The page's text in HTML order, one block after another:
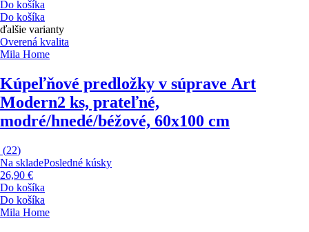
Do košíka
Do košíka
ďalšie varianty
Overená kvalita
Mila Home
Kúpeľňové predložky v súprave Art
Modern2 ks, prateľné,
modré/hnedé/béžové, 60x100 cm
(22)
Na skladePosledné kúsky
26,90 €
Do košíka
Do košíka
Mila Home